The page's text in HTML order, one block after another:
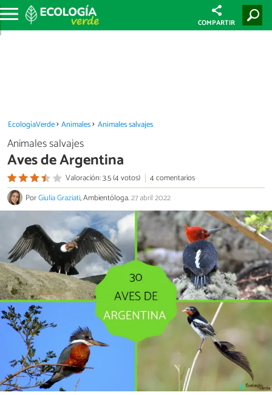
COMPARTIR
EcologíaVerde Animales Animales salvajes
Animales salvajes
Aves de Argentina
Valoración: 3.5 (4 votos)
4 comentarios
PorGiulia Graziati, Ambientóloga.27 abril 2022